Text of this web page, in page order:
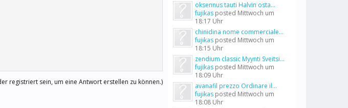
registriert sein, um eine Antwort erstellen zu können.)
oksennus tauti Halvin osta...
fujikas posted Mittwoch um
18:17 Uhr
chinidina nome commerciale...
fujikas posted Mittwoch um
18:15 Uhr
zendium classic Myynti Sveitsi...
fujikas posted Mittwoch um
18:09 Uhr
avanafil prezzo Ordinare il...
fujikas posted Mittwoch um
18:08 Uhr